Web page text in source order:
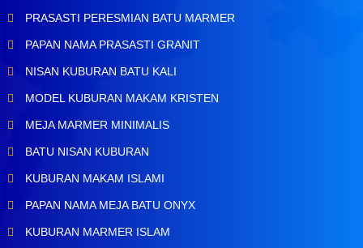
PRASASTI PERESMIAN BATU MARMER
PAPAN NAMA PRASASTI GRANIT
NISAN KUBURAN BATU KALI
MODEL KUBURAN MAKAM KRISTEN
MEJA MARMER MINIMALIS
BATU NISAN KUBURAN
KUBURAN MAKAM ISLAMI
PAPAN NAMA MEJA BATU ONYX
KUBURAN MARMER ISLAM